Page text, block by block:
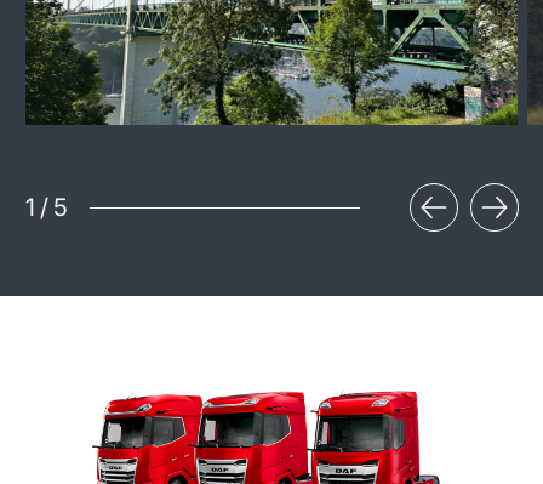
1 / 5